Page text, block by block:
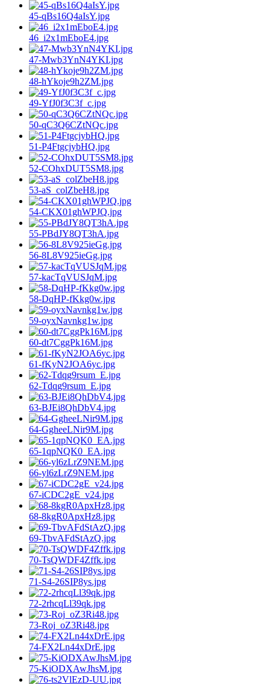
45-qBs16Q4aIsY.jpg
46_i2x1mEboE4.jpg
47-Mwb3YnN4YKI.jpg
48-hYkoje9h2ZM.jpg
49-YfJ0f3C3f_c.jpg
50-qC3Q6CZtNQc.jpg
51-P4FtgcjybHQ.jpg
52-COhxDUT5SM8.jpg
53-aS_colZbeH8.jpg
54-CKX01ghWPJQ.jpg
55-PBdJY8QT3hA.jpg
56-8L8V925ieGg.jpg
57-kacTqVUSJqM.jpg
58-DqHP-fKkg0w.jpg
59-oyxNavnkg1w.jpg
60-dt7CggPk16M.jpg
61-fKyN2JOA6yc.jpg
62-Tdqg9rsum_E.jpg
63-BJEi8QhDbV4.jpg
64-GgheeLNir9M.jpg
65-1qpNQK0_EA.jpg
66-yl6zLrZ9NEM.jpg
67-iCDC2gE_v24.jpg
68-8kgR0ApxHz8.jpg
69-TbvAFdStAzQ.jpg
70-TsQWDF4Zffk.jpg
71-S4-26SIP8ys.jpg
72-2rhcqLl39qk.jpg
73-Roj_oZ3Ri48.jpg
74-FX2Ln44xDrE.jpg
75-KiODXAwJhsM.jpg